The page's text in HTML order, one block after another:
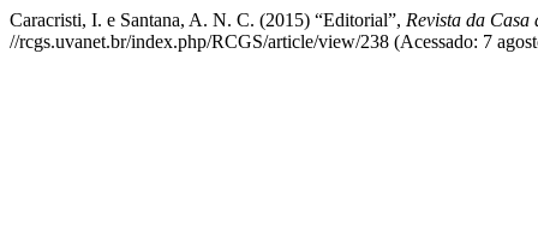
Caracristi, I. e Santana, A. N. C. (2015) “Editorial”, Revista da
//rcgs.uvanet.br/index.php/RCGS/article/view/238 (Acessado: 7